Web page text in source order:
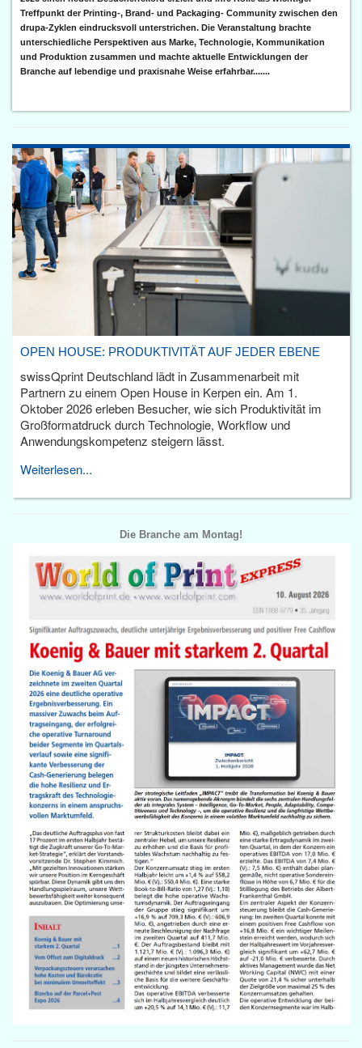
Treffpunkt der Printing-, Brand- und Packaging- Community zwischen den
drupa-Zyklen eindrucksvoll unterstrichen. Die Veranstaltung brachte
unterschiedliche Perspektiven aus Marke, Technologie, Kommunikation
und Produktion zusammen und machte aktuelle Entwicklungen der
Branche auf lebendige und praxisnahe Weise erfahrbar.......
OPEN HOUSE: PRODUKTIVITÄT AUF JEDER EBENE
swissQprint Deutschland lädt in Zusammenarbeit mit
Partnern zu einem Open House in Kerpen ein. Am 1.
Oktober 2026 erleben Besucher, wie sich Produktivität im
Großformatdruck durch Technologie, Workflow und
Anwendungskompetenz steigern lässt.
Weiterlesen...
Die Branche am Montag!